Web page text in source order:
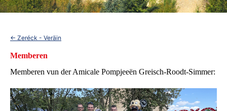
<- Zeréck - Veräin
Memberen
Memberen vun der Amicale Pompjeeën Greisch-Roodt-Simmer: